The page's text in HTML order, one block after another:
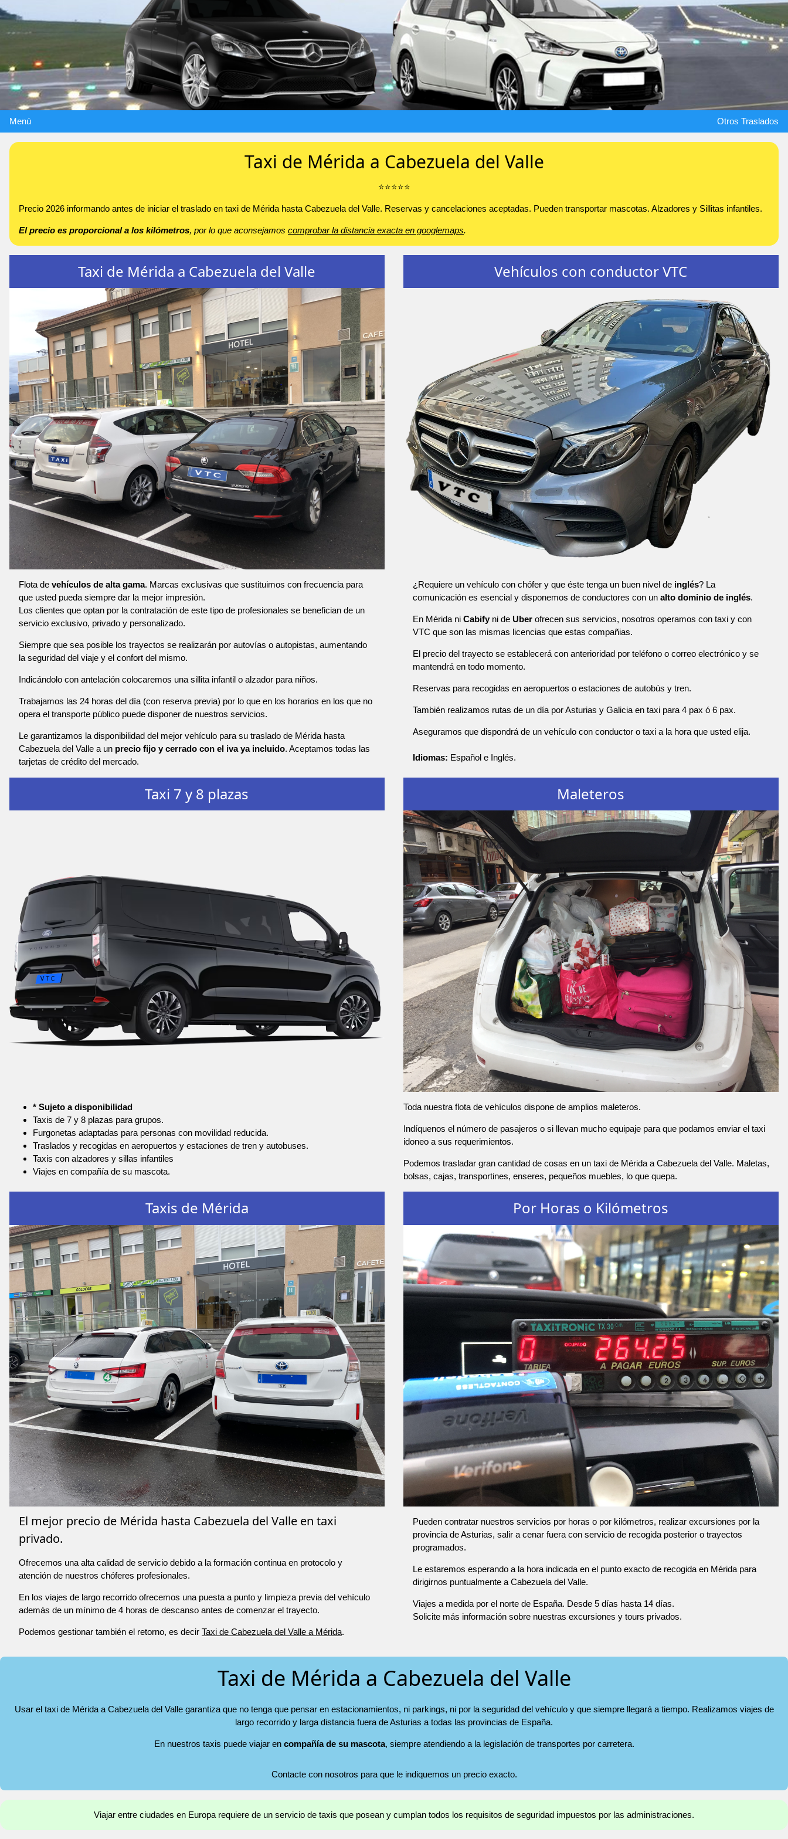
Menú Otros Traslados
Taxi de Mérida a Cabezuela del Valle
⭐️⭐️⭐️⭐️⭐️
Precio 2026 informando antes de iniciar el traslado en taxi de Mérida hasta Cabezuela del Valle. Reservas y cancelaciones aceptadas. Pueden transportar mascotas. Alzadores y Sillitas infantiles.
El precio es proporcional a los kilómetros, por lo que aconsejamos comprobar la distancia exacta en googlemaps.
Taxi de Mérida a Cabezuela del Valle
Flota de vehículos de alta gama. Marcas exclusivas que sustituimos con frecuencia para
que usted pueda siempre dar la mejor impresión.
Los clientes que optan por la contratación de este tipo de profesionales se benefician de un
servicio exclusivo, privado y personalizado.
Siempre que sea posible los trayectos se realizarán por autovías o autopistas, aumentando
la seguridad del viaje y el confort del mismo.
Indicándolo con antelación colocaremos una sillita infantil o alzador para niños.
Trabajamos las 24 horas del día (con reserva previa) por lo que en los horarios en los que no
opera el transporte público puede disponer de nuestros servicios.
Le garantizamos la disponibilidad del mejor vehículo para su traslado de Mérida hasta
Cabezuela del Valle a un precio fijo y cerrado con el iva ya incluido. Aceptamos todas las
tarjetas de crédito del mercado.
Vehículos con conductor VTC
¿Requiere un vehículo con chófer y que éste tenga un buen nivel de inglés? La
comunicación es esencial y disponemos de conductores con un alto dominio de inglés.
En Mérida ni Cabifyni de Uberofrecen sus servicios, nosotros operamos con taxi y con
VTC que son las mismas licencias que estas compañias.
El precio del trayecto se establecerá con anterioridad por teléfono o correo electrónico y se
mantendrá en todo momento.
Reservas para recogidas en aeropuertos o estaciones de autobús y tren.
También realizamos rutas de un día por Asturias y Galicia en taxi para 4 pax ó 6 pax.
Aseguramos que dispondrá de un vehículo con conductor o taxi a la hora que usted elija.
Idiomas: Español e Inglés.
Taxi 7 y 8 plazas
* Sujeto a disponibilidad
Taxis de 7 y 8 plazas para grupos.
Furgonetas adaptadas para personas con movilidad reducida.
Traslados y recogidas en aeropuertos y estaciones de tren y autobuses.
Taxis con alzadores y sillas infantiles
Viajes en compañía de su mascota.
Maleteros
Toda nuestra flota de vehículos dispone de amplios maleteros.
Indíquenos el número de pasajeros o si llevan mucho equipaje para que podamos enviar el taxi
idoneo a sus requerimientos.
Podemos trasladar gran cantidad de cosas en un taxi de Mérida a Cabezuela del Valle. Maletas,
bolsas, cajas, transportines, enseres, pequeños muebles, lo que quepa.
Taxis de Mérida
El mejor precio de Mérida hasta Cabezuela del Valle en taxi
privado.
Ofrecemos una alta calidad de servicio debido a la formación continua en protocolo y
atención de nuestros chóferes profesionales.
En los viajes de largo recorrido ofrecemos una puesta a punto y limpieza previa del vehículo
además de un mínimo de 4 horas de descanso antes de comenzar el trayecto.
Podemos gestionar también el retorno, es decir Taxi de Cabezuela del Valle a Mérida.
Por Horas o Kilómetros
Pueden contratar nuestros servicios por horas o por kilómetros, realizar excursiones por la
provincia de Asturias, salir a cenar fuera con servicio de recogida posterior o trayectos
programados.
Le estaremos esperando a la hora indicada en el punto exacto de recogida en Mérida para
dirigirnos puntualmente a Cabezuela del Valle.
Viajes a medida por el norte de España. Desde 5 días hasta 14 días.
Solicite más información sobre nuestras excursiones y tours privados.
Taxi de Mérida a Cabezuela del Valle
Usar el taxi de Mérida a Cabezuela del Valle garantiza que no tenga que pensar en estacionamientos, ni parkings, ni por la seguridad del vehículo y que siempre llegará a tiempo. Realizamos viajes de
largo recorrido y larga distancia fuera de Asturias a todas las provincias de España.
En nuestros taxis puede viajar en compañía de su mascota, siempre atendiendo a la legislación de transportes por carretera.
Contacte con nosotros para que le indiquemos un precio exacto.
Viajar entre ciudades en Europa requiere de un servicio de taxis que posean y cumplan todos los requisitos de seguridad impuestos por las administraciones.